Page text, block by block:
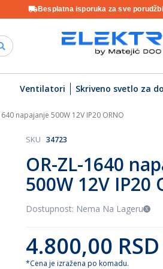
Besplatna isporuka za sve
Ventilatori Skriveno svetlo za
napajanje 500W 12V IP20 ORNO
OR-ZL-1640
500W 12V IP20
SKU 34723
Dostupnost: Nema Na Lageru
4.800,00 RSD
*Cena je izražena po komadu.